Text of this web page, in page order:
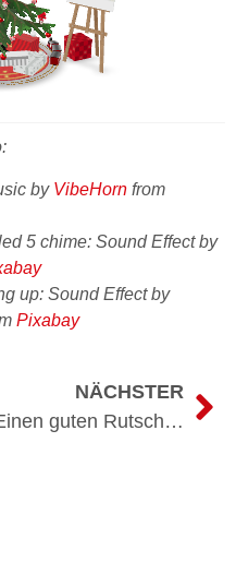
by VibeHorn from
5 chime: Sound Effect by
up: Sound Effect by
Pixabay
NÄCHSTER
Einen guten Rutsch ins neue Jahr! Starten wir 2026 mit einem AR-Erlebnis